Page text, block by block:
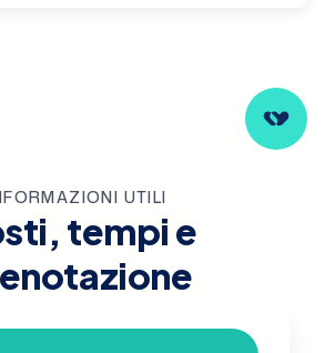
UTILI
tempi e